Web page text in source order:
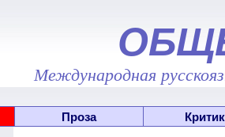
Международная
Проза